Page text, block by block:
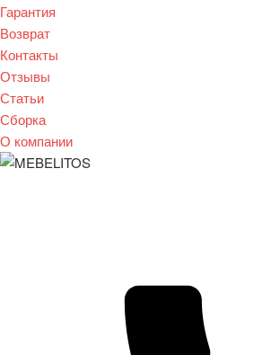
Гарантия
Возврат
Контакты
Отзывы
Статьи
Сборка
О компании